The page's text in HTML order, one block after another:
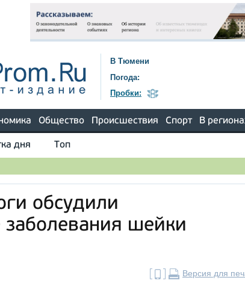
В Тюмени
Погода:
Пробки:
Общество Происшествия Спорт В
дня Топ
обсудили
шейки
Версия для